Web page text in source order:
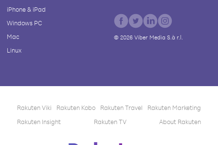
iPhone & iPad
Windows PC
Mac
Linux
© 2026Viber Media S.à r.l.
Rakuten Viki Rakuten Kobo Rakuten Travel
Rakuten Marketing
Rakuten Insight
Rakuten TV About Rakuten